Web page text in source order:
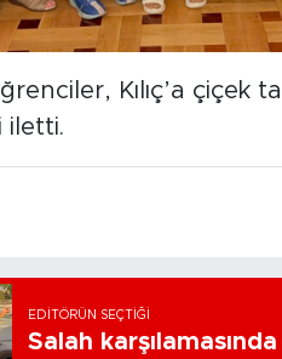
Kılıç’a çiçek
iletti.
EDITÖRÜN SEÇTIĞI
Salah